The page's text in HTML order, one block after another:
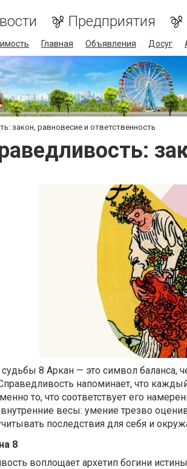
Предприятия
Главная Объявления Досуг
закон, равновесие и ответственность
8 Аркан — это символ баланса,
напоминает, что
то, что соответствует его
весы: умение трезво
последствия для себя и
8
воплощает архетип богини